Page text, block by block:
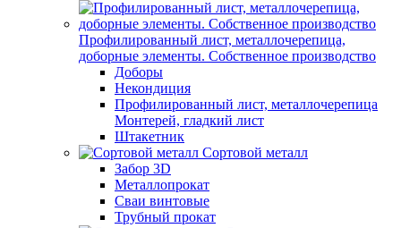
Профилированный лист, металлочерепица,
доборные элементы. Собственное производство
Доборы
Некондиция
Профилированный лист, металлочерепица
Монтерей, гладкий лист
Штакетник
Сортовой металл
Забор 3D
Металлопрокат
Сваи винтовые
Трубный прокат